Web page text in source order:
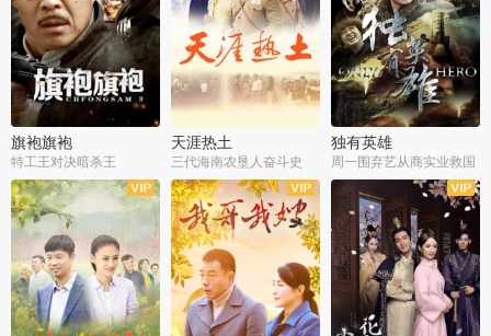
旗袍旗袍
特工王对决暗杀王
天涯热土
三代海南农垦人奋斗史
独有英雄
周一围弃艺从商实业救国
全34集
全50集 全51集